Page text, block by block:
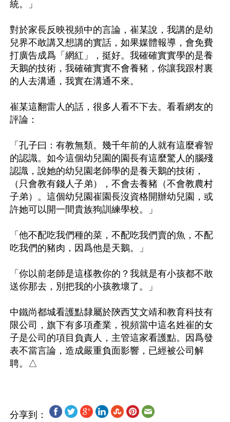
統。」
對於家長反映視頻中的言論，崔某說，我講的是幼
兒界不敢講又想講的實話，如果媒體報導，會免費
打廣告成爲「網紅」，挺好。我確確實實學的是養
天鵝的技術，我確確實實不會養豬，你讓我跟村裏
的人去溝通，我實在溝通不來。
崔某這翻雷人的話，很多人看不下去。看看網友的
評論：
「孔子曰：有教無類。幾千年前的人就有這麼睿智
的認識。如今這個幼兒園的園長有這麼驚人的腦殘
認識，說她的幼兒園老師學的是養天鵝的技術，
（只會教有錢人子弟），不會去養豬（不會教農村
子弟）。這個幼兒園崔園長沒資格開辦幼兒園，或
許她可以開一間貴族狗訓練學校。」
「他不配吃我們種的菜，不配吃我們賣的魚，不配
吃我們的豬肉，因爲他是天鵝。」
「你以前老師是這樣教你的？我就是有小孩都不敢
送你那去，別把我的小孩教壞了。」
中鐵尚都城看護點隸屬於陝西艾文靖和教育科技有
限公司，旗下有多項產業，視頻當中這名姓崔的女
子是公司的項目負責人，主管這家看護點。因爲發
表不當言論，造成嚴重負面影響，已經被公司解
分享到：